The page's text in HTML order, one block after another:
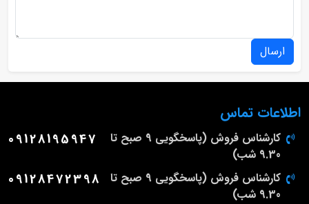
ارسال
اطلاعات تماس
کارشناس فروش (پاسخگویی 9 صبح تا
9.30 شب)
09128195947
کارشناس فروش (پاسخگویی 9 صبح تا
9.30 شب)
09128472398